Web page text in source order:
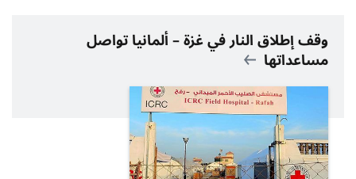
وقف إطلاق النار في غزة – ألمانيا تواصل
مساعداتها